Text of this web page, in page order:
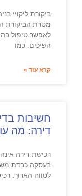
ביקורת ליקויי
מטרת הביקורת
לאפשר טיפול
הפיכים. כמו
קרא עוד »
חשיבות
דירה: מה
רכישת דירה
בעסקה כבדת
לטווח הארוך.